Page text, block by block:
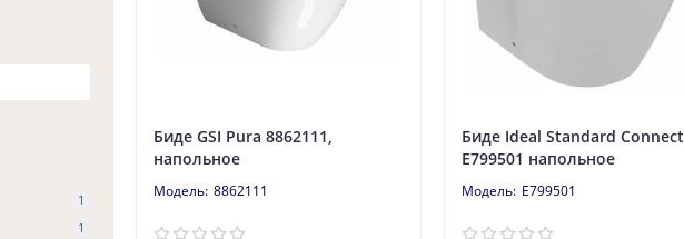
1
1
Биде GSI Pura 8862111,
напольное
8862111
Биде Ideal Standard Connect
E799501 напольное
E799501